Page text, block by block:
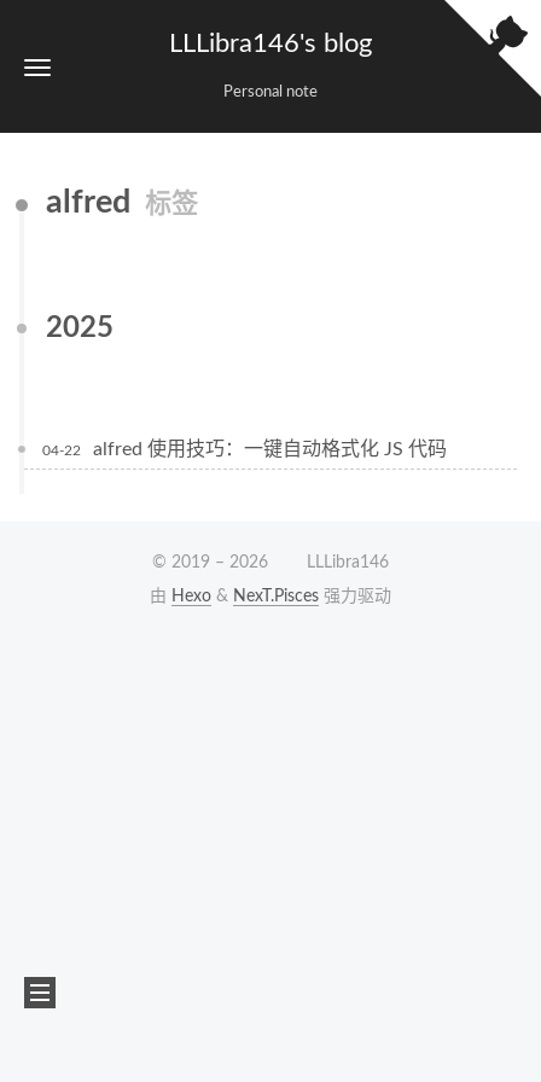
LLLibra146's blog
Personal note
alfred 标签
2025
04-22 alfred 使用技巧：一键自动格式化 JS 代码
© 2019 –2026
LLLibra146
由 Hexo & NexT.Pisces 强力驱动